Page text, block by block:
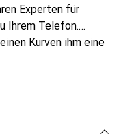
Experten für
Ihrem Telefon.
Kurven ihm eine
eine